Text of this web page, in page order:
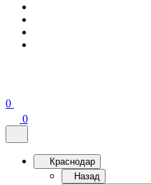
0
0
Краснодар
Назад